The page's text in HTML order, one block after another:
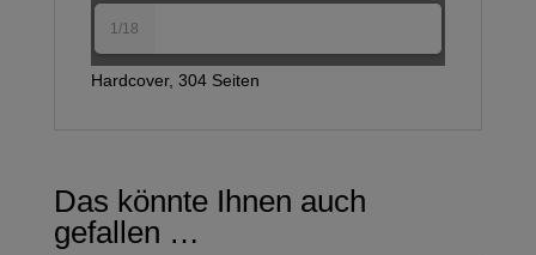
1/18
Hardcover, 304 Seiten
Das könnte Ihnen auch
gefallen …